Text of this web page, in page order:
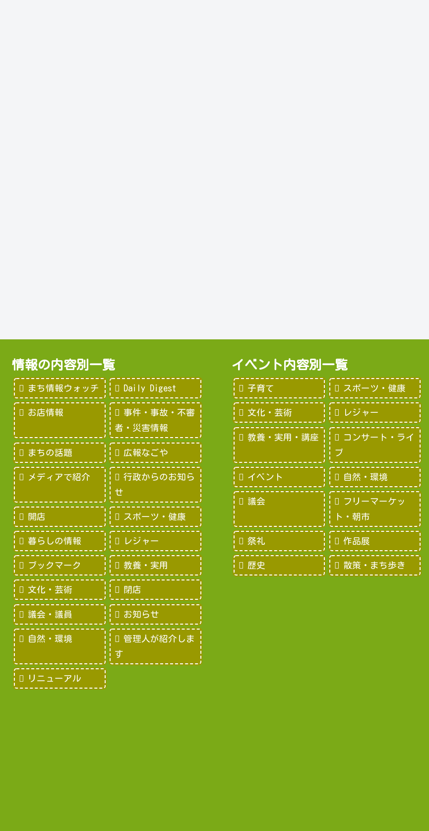
情報の内容別一覧
まち情報ウォッチ Daily Digest
お店情報
事件・事故・不審
者・災害情報
まちの話題 広報なごや
メディアで紹介
行政からのお知ら
せ
開店 スポーツ・健康
暮らしの情報 レジャー
ブックマーク 教養・実用
文化・芸術 閉店
議会・議員 お知らせ
自然・環境
管理人が紹介しま
す
リニューアル
イベント内容別一覧
子育て スポーツ・健康
文化・芸術 レジャー
教養・実用・講座
コンサート・ライ
ブ
イベント 自然・環境
議会
フリーマーケッ
ト・朝市
祭礼 作品展
歴史 散策・まち歩き